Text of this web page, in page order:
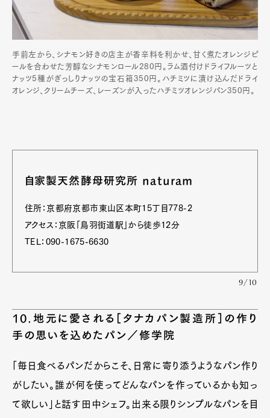
手前左から、シナモン好きの店主が香辛料を利かせ、甘く煮たオレンジピ
ールを合わせた芳醇なシナモンロール280円。ラム酒付けドライフルーツと
ナッツ5種がぎっしりナッツの宝石箱350円。ハチミツに漬け込んだドライ
オレンジ、クリームチーズ、レーズンが入ったハチミツオレンジパン350円。
自家製天然酵母研究所 naturam
住所：京都府京都市東山区本町15丁目778-2
アクセス：京阪「鳥羽街道駅」から徒歩12分
TEL：090-1675-6630
9/10
10.地元に愛される［タナカパン製造所］の作り
手の思いを込めたパン／修学院
「毎日食べるパンだからこそ、日常に寄り添うようなパン作り
がしたい。誰が何を使ってどんなパンを作っているかも知っ
て欲しい」と話す田中シェフ。出来る限りシンプルなパンを目